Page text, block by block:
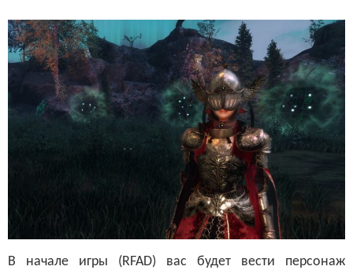
В начале игры (RFAD) вас будет вести персонаж